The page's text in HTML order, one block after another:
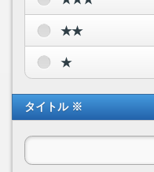
★★
★
タイトル ※